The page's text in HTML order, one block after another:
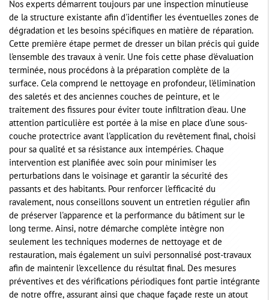
Nos experts démarrent toujours par une inspection minutieuse
de la structure existante afin d'identifier les éventuelles zones de
dégradation et les besoins spécifiques en matière de réparation.
Cette première étape permet de dresser un bilan précis qui guide
l'ensemble des travaux à venir. Une fois cette phase d'évaluation
terminée, nous procédons à la préparation complète de la
surface. Cela comprend le nettoyage en profondeur, l'élimination
des saletés et des anciennes couches de peinture, et le
traitement des fissures pour éviter toute infiltration d'eau. Une
attention particulière est portée à la mise en place d'une sous-
couche protectrice avant l'application du revêtement final, choisi
pour sa qualité et sa résistance aux intempéries. Chaque
intervention est planifiée avec soin pour minimiser les
perturbations dans le voisinage et garantir la sécurité des
passants et des habitants. Pour renforcer l'efficacité du
ravalement, nous conseillons souvent un entretien régulier afin
de préserver l'apparence et la performance du bâtiment sur le
long terme. Ainsi, notre démarche complète intègre non
seulement les techniques modernes de nettoyage et de
restauration, mais également un suivi personnalisé post-travaux
afin de maintenir l'excellence du résultat final. Des mesures
préventives et des vérifications périodiques font partie intégrante
de notre offre, assurant ainsi que chaque façade reste un atout